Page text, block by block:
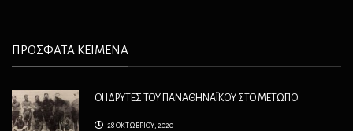
ΠΡΟΣΦΑΤΑ ΚΕΙΜΕΝΑ
ΟΙ ΙΔΡΥΤΕΣ ΤΟΥ ΠΑΝΑΘΗΝΑΪΚΟΥ ΣΤΟ ΜΕΤΩΠΟ
28 ΟΚΤΩΒΡΙΟΥ, 2020